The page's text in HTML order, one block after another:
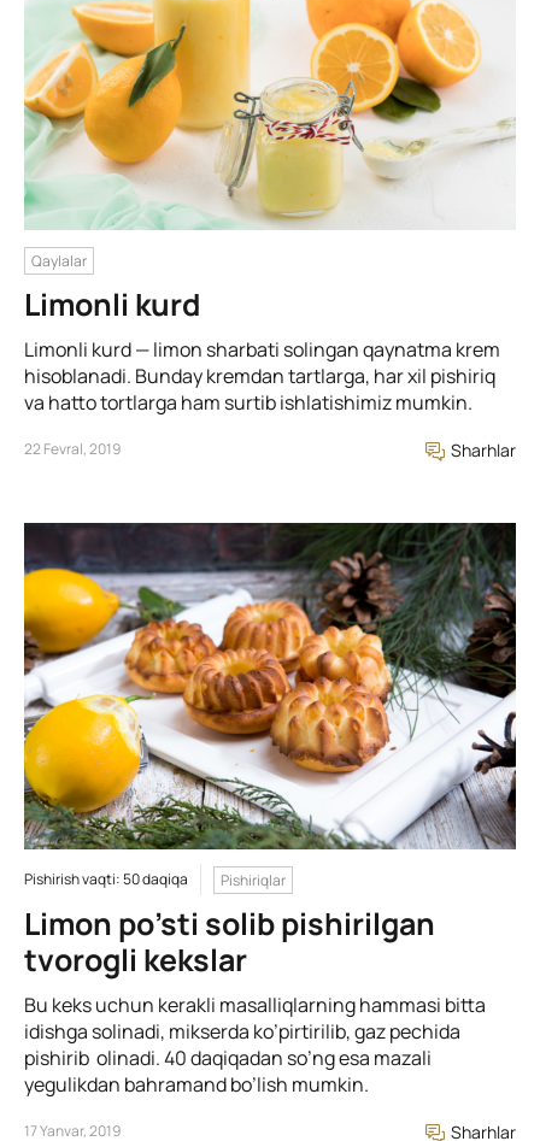
Qaylalar
Limonli kurd
Limonli kurd — limon sharbati solingan qaynatma krem
hisoblanadi. Bunday kremdan tartlarga, har xil pishiriq
va hatto tortlarga ham surtib ishlatishimiz mumkin.
22 Fevral, 2019 Sharhlar
Pishirish vaqti: 50 daqiqa Pishiriqlar
Limon po’sti solib pishirilgan
tvorogli kekslar
Bu keks uchun kerakli masalliqlarning hammasi bitta
idishga solinadi, mikserda ko’pirtirilib, gaz pechida
pishirib olinadi. 40 daqiqadan so’ng esa mazali
yegulikdan bahramand bo’lish mumkin.
17 Yanvar, 2019 Sharhlar